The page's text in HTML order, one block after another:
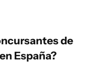
de
España?